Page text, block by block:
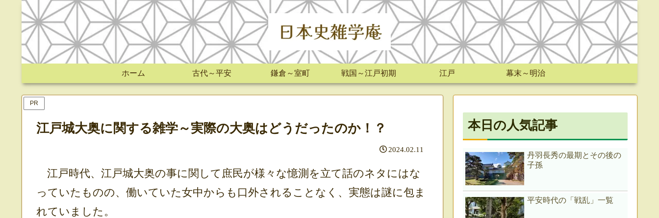
ホーム 古代～平安 鎌倉～室町 戦国～江戸初期 江戸 幕末～明治
PR
江戸城大奥に関する雑学～実際の大奥はどうだったのか！？
2024.02.11
江戸時代、江戸城大奥の事に関して庶民が様々な憶測を立て話のネタにはな
っていたものの、働いていた女中からも口外されることなく、実態は謎に包ま
れていました。
本日の人気記事
丹羽長秀の最期とその後の
子孫
平安時代の「戦乱」一覧